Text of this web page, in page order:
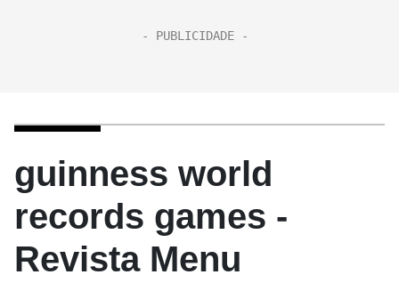
guinness world
records games -
Revista Menu